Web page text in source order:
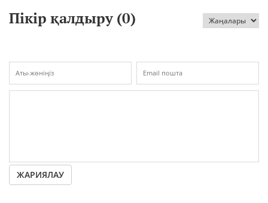
Пікір қалдыру (0)
ЖАРИЯЛАУ